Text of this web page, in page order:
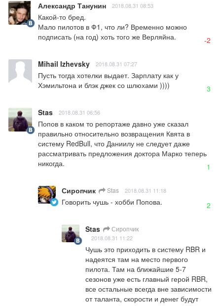
Александр Танунин 2018.08.31 08:53
Какой-то бред.
Мало пилотов в Ф1, что ли? Временно можно
подписать (на год) хоть того же Верляйна.
-2
Mihail Izhevsky 2018.08.31 07:27
Пусть тогда хотелки выдает. Зарплату как у
Хэмильтона и блэк джек со шлюхами ))))
3
Stas 2018.08.31 06:56
Попов в каком то репортаже давно уже сказал
правильно относительно возвращения Квята в
систему RedBull, что Даниилу не следует даже
рассматривать предложения доктора Марко теперь
никогда.
1
Сиропчик Stas 2018.08.31 11:18
Говорить чушь - хобби Попова. 2
Stas Сиропчик
2018.08.31 11:22
Чушь это приходить в систему RBR и
надеятся там на место первого
пилота. Там на ближайшие 5-7
сезонов уже есть главный герой RBR,
все остальные всегда вне зависимости
от таланта, скорости и денег будут